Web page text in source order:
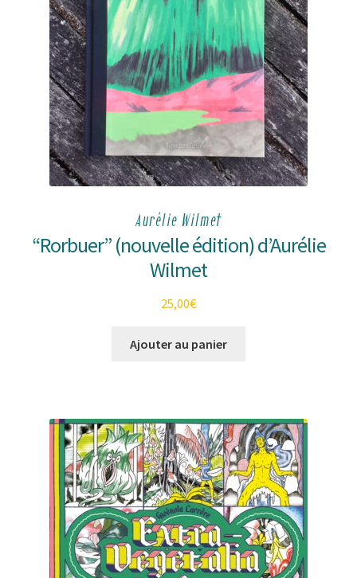
Aurélie Wilmet
“Rorbuer” (nouvelle édition) d’Aurélie
Wilmet
25,00€
Ajouter au panier